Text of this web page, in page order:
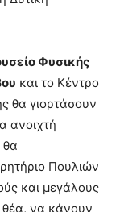
Φυσικής
και το Κέντρο
θα γιορτάσουν
ανοιχτή
θα
Πουλιών
και μεγάλους
να κάνουν